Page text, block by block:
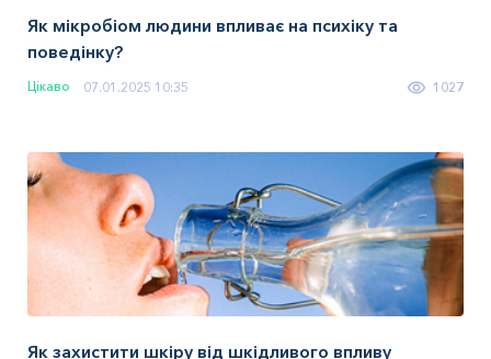
Як мікробіом людини впливає на психіку та
поведінку?
Цікаво 07.01.2025 10:35 1027
Як захистити шкіру від шкідливого впливу